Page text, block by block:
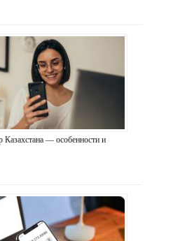
Казахстана — особенности и